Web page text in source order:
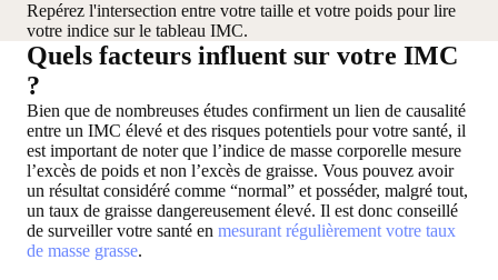
Repérez l'intersection entre votre taille et votre poids pour lire
votre indice sur le tableau IMC.
Quels facteurs influent sur votre IMC
?
Bien que de nombreuses études confirment un lien de causalité
entre un IMC élevé et des risques potentiels pour votre santé, il
est important de noter que l’indice de masse corporelle mesure
l’excès de poids et non l’excès de graisse. Vous pouvez avoir
un résultat considéré comme “normal” et posséder, malgré tout,
un taux de graisse dangereusement élevé. Il est donc conseillé
de surveiller votre santé en mesurant régulièrement votre taux
de masse grasse.